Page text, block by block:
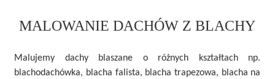
MALOWANIE DACHÓW Z BLACHY
Malujemy dachy blaszane o różnych kształtach np.
blachodachówka, blacha falista, blacha trapezowa, blacha na